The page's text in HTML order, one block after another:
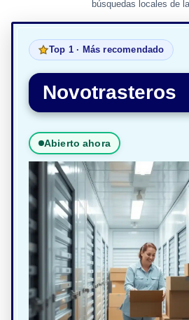
búsquedas locales de
Top 1 · Más recomendado
Novotrasteros
Abierto ahora